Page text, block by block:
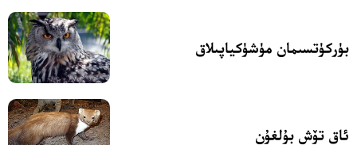
بۈركۈتسىمان مۈشۈكياپىلاق
ئاق تۆش بۇلغۇن